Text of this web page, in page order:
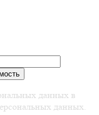
данных в
данных.